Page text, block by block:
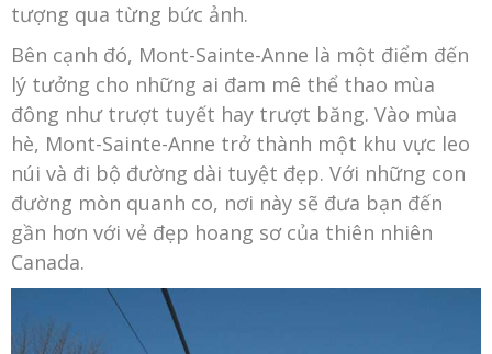
tượng qua từng bức ảnh.
Bên cạnh đó, Mont-Sainte-Anne là một điểm đến
lý tưởng cho những ai đam mê thể thao mùa
đông như trượt tuyết hay trượt băng. Vào mùa
hè, Mont-Sainte-Anne trở thành một khu vực leo
núi và đi bộ đường dài tuyệt đẹp. Với những con
đường mòn quanh co, nơi này sẽ đưa bạn đến
gần hơn với vẻ đẹp hoang sơ của thiên nhiên
Canada.